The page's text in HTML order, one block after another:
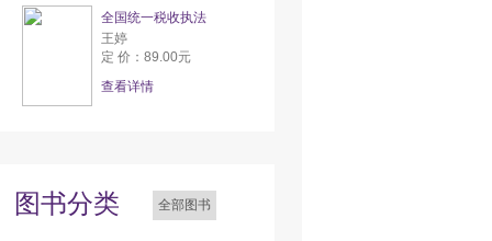
全国统一税收执法
王婷
定 价：89.00元
查看详情
图书分类 全部图书